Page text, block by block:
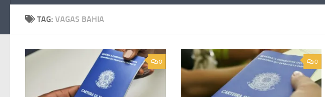
TAG: VAGAS BAHIA
0 0